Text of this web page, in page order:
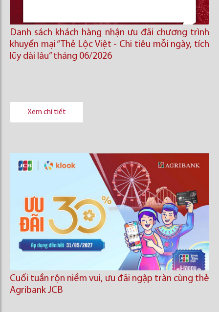
Danh sách khách hàng nhận ưu đãi chương trình
khuyến mại “Thẻ Lộc Việt - Chi tiêu mỗi ngày, tích
lũy dài lâu” tháng 06/2026
Xem chi tiết
Cuối tuần rộn niềm vui, ưu đãi ngập tràn cùng thẻ
Agribank JCB